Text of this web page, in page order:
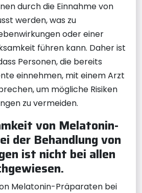
durch die Einnahme von
werden, was zu
oder einer
führen kann. Daher ist
Personen, die bereits
einnehmen, mit einem Arzt
um mögliche Risiken
zu vermeiden.
von Melatonin-
der Behandlung von
ist nicht bei allen
Melatonin-Präparaten bei